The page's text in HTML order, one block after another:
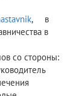
, в
в
со стороны: